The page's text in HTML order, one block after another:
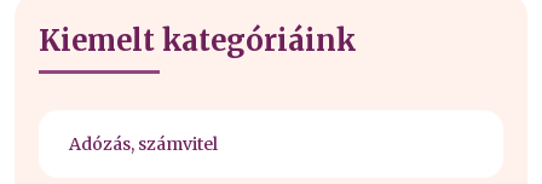
Kiemelt kategóriáink
Adózás, számvitel